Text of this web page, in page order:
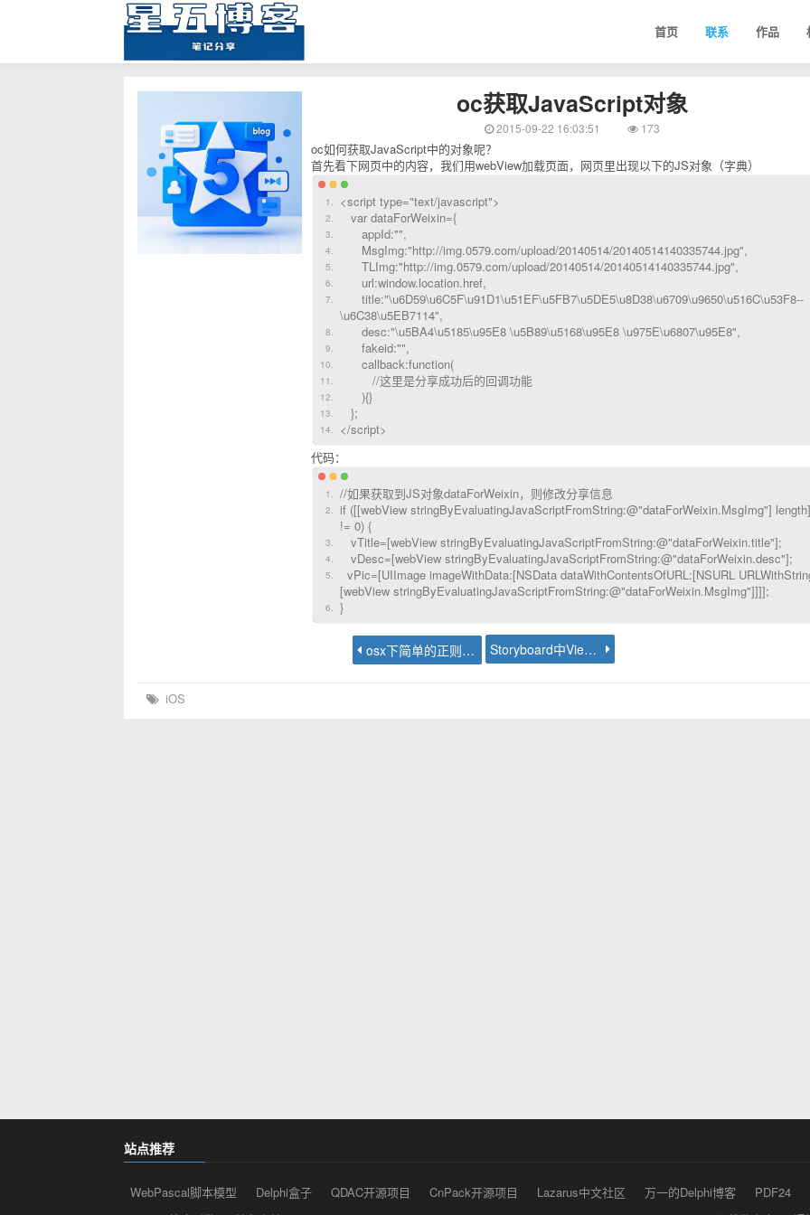
首页 联系 作品
oc获取JavaScript对象
2015-09-22 16:03:51 173
oc如何获取JavaScript中的对象呢？
首先看下网页中的内容，我们用webView加载页面，网页里出现以下的JS对象（字典）
<script type="text/javascript">
var dataForWeixin={
appId:"",
MsgImg:"http://img.0579.com/upload/20140514/20140514140335744.jpg",
TLImg:"http://img.0579.com/upload/20140514/20140514140335744.jpg",
url:window.location.href,
title:"\u6D59\u6C5F\u91D1\u51EF\u5FB7\u5DE5\u8D38\u6709\u9650\u516C\u53F8--
\u6C38\u5EB7114",
desc:"\u5BA4\u5185\u95E8 \u5B89\u5168\u95E8 \u975E\u6807\u95E8",
fakeid:"",
callback:function(
//这里是分享成功后的回调功能
){}
};
</script>
代码：
//如果获取到JS对象dataForWeixin，则修改分享信息
if ([[webView stringByEvaluatingJavaScriptFromString:@"dataForWeixin.MsgImg"] length]
!= 0) {
vTitle=[webView stringByEvaluatingJavaScriptFromString:@"dataForWeixin.title"];
vDesc=[webView stringByEvaluatingJavaScriptFromString:@"dataForWeixin.desc"];
vPic=[UIImage imageWithData:[NSData dataWithContentsOfURL:[NSURL
[webView stringByEvaluatingJavaScriptFromString:@"dataForWeixin.MsgImg"]]]];
}
osx下简单的正则工具 Storyboard中ViewController之间跳转
iOS
站点推荐
WebPascal脚本模型 Delphi盒子 QDAC开源项目 CnPack开源项目 Lazarus中文社区 万一的Delphi博客
PDF24